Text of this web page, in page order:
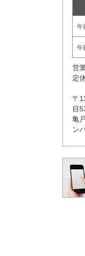
午
午
営
定
〒
目
亀
ン